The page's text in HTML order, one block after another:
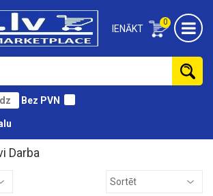
0
IENĀKT
Bez PVN
Darba